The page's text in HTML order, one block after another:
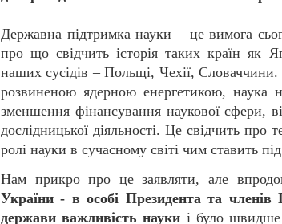
Державна підтримка науки – це вимога
про що свідчить історія таких країн як
наших сусідів – Польщі, Чехії,
розвиненою ядерною енергетикою, наука
зменшення фінансування наукової сфери,
дослідницької діяльності. Це свідчить
ролі науки в сучасному світі чим ставить
Нам прикро про це заявляти, але
України - в особі Президента та членів
держави важливість науки і було швидше